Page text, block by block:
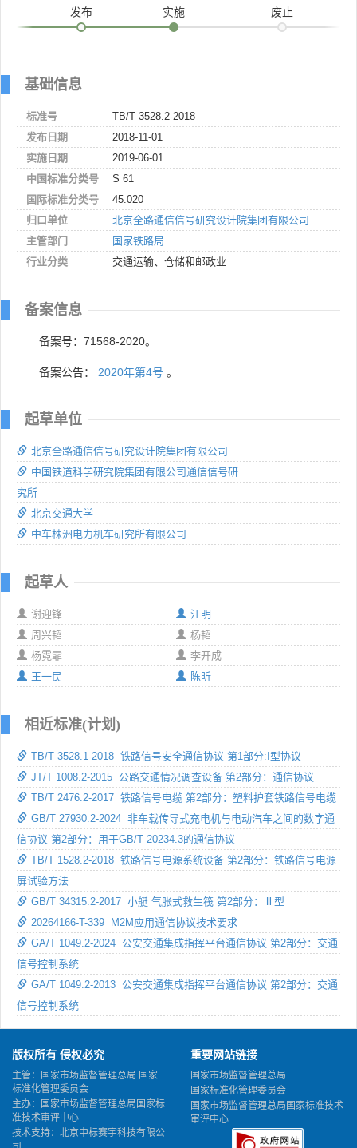
发布 实施 废止
基础信息
标准号
TB/T 3528.2-2018
发布日期
2018-11-01
实施日期
2019-06-01
中国标准分类号
S 61
国际标准分类号
45.020
归口单位
北京全路通信信号研究设计院集团有限公司
主管部门
国家铁路局
行业分类
交通运输、仓储和邮政业
备案信息
备案号：71568-2020。
备案公告： 2020年第4号 。
起草单位
北京全路通信信号研究设计院集团有限公司
中国铁道科学研究院集团有限公司通信信号研
究所
北京交通大学
中车株洲电力机车研究所有限公司
起草人
谢迎锋
江明
周兴韬
杨韬
杨霓霏
李开成
王一民
陈昕
相近标准(计划)
TB/T 3528.1-2018 铁路信号安全通信协议 第1部分:I型协议
JT/T 1008.2-2015 公路交通情况调查设备 第2部分：通信协议
TB/T 2476.2-2017 铁路信号电缆 第2部分：塑料护套铁路信号电缆
GB/T 27930.2-2024 非车载传导式充电机与电动汽车之间的数字通
信协议 第2部分：用于GB/T 20234.3的通信协议
TB/T 1528.2-2018 铁路信号电源系统设备 第2部分：铁路信号电源
屏试验方法
GB/T 34315.2-2017 小艇 气胀式救生筏 第2部分：Ⅱ型
20264166-T-339 M2M应用通信协议技术要求
GA/T 1049.2-2024 公安交通集成指挥平台通信协议 第2部分：交通
信号控制系统
GA/T 1049.2-2013 公安交通集成指挥平台通信协议 第2部分：交通
信号控制系统
版权所有 侵权必究
主管：国家市场监督管理总局 国家
标准化管理委员会
主办：国家市场监督管理总局国家标
准技术审评中心
技术支持：北京中标赛宇科技有限公
重要网站链接
国家市场监督管理总局
国家标准化管理委员会
国家市场监督管理总局国家标准技术
审评中心